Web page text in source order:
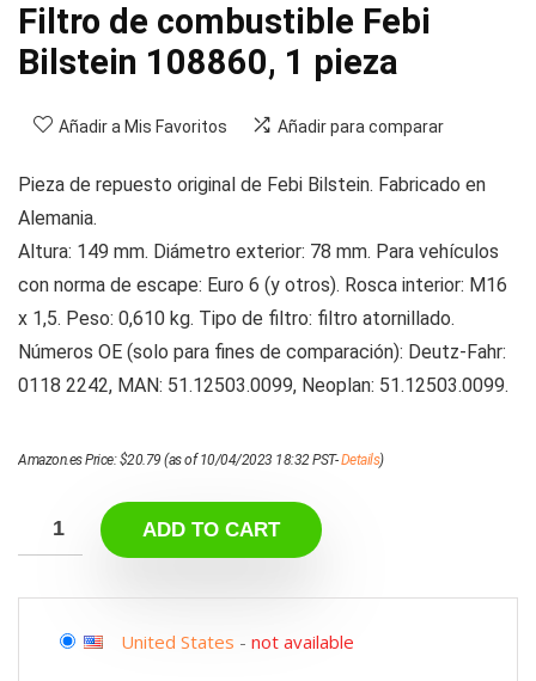
Filtro de combustible Febi
Bilstein 108860, 1 pieza
Añadir a Mis Favoritos Añadir para comparar
Pieza de repuesto original de Febi Bilstein. Fabricado en
Alemania.
Altura: 149 mm. Diámetro exterior: 78 mm. Para vehículos
con norma de escape: Euro 6 (y otros). Rosca interior: M16
x 1,5. Peso: 0,610 kg. Tipo de filtro: filtro atornillado.
Números OE (solo para fines de comparación): Deutz-Fahr:
0118 2242, MAN: 51.12503.0099, Neoplan: 51.12503.0099.
Amazon.es Price:$20.79 (as of 10/04/2023 18:32 PST-Details)
ADD TO CART
United States - not available